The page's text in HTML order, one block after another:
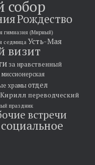
собор
Рождество
гимназия (Мирный)
седмица Усть-Мая
визит
за нравственный
миссионерская
храмыотдел
переводческий
праздник
встречи
социальное